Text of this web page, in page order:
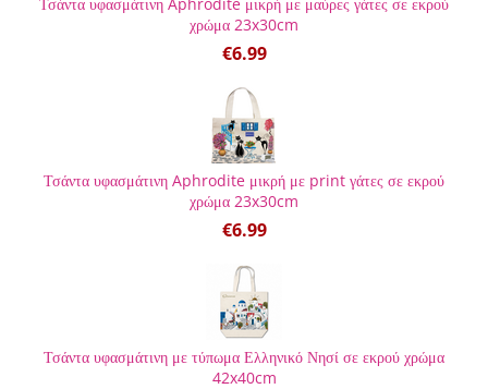
χρώμα 23x30cm
€6.99
Τσάντα υφασμάτινη Aphrodite μικρή με print γάτες σε εκρού
χρώμα 23x30cm
€6.99
Τσάντα υφασμάτινη με τύπωμα Ελληνικό Νησί σε εκρού χρώμα
42x40cm